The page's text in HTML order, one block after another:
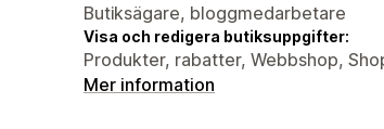
Butiksägare, bloggmedarbetare
Visa och redigera butiksuppgifter:
Produkter, rabatter, Webbshop,
Mer information